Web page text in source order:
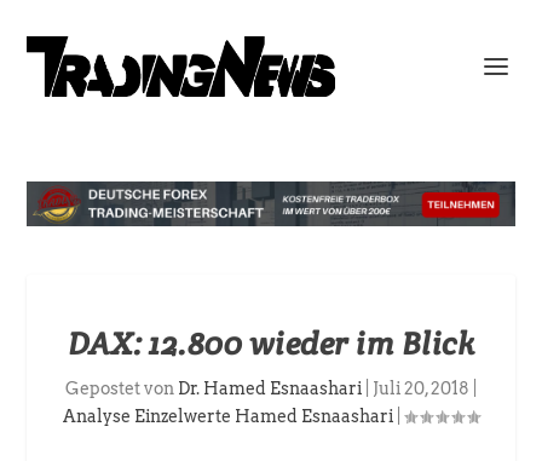
DAX: 12.800 wieder im Blick
Gepostet von Dr. Hamed Esnaashari Juli 20, 2018
Analyse Einzelwerte Hamed Esnaashari